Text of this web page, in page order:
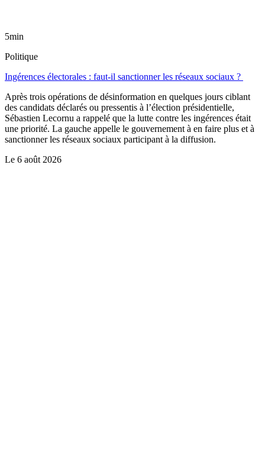
5min
Politique
Ingérences électorales : faut-il sanctionner les réseaux sociaux ?
Après trois opérations de désinformation en quelques jours ciblant
des candidats déclarés ou pressentis à l’élection présidentielle,
Sébastien Lecornu a rappelé que la lutte contre les ingérences était
une priorité. La gauche appelle le gouvernement à en faire plus et à
sanctionner les réseaux sociaux participant à la diffusion.
Le 6 août 2026